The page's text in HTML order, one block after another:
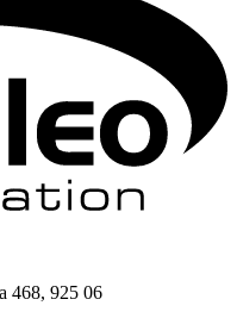
468, 925 06